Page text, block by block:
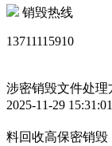
销毁热线
13711115910
涉密销毁文件处理
2025-11-29
料回收高保密销